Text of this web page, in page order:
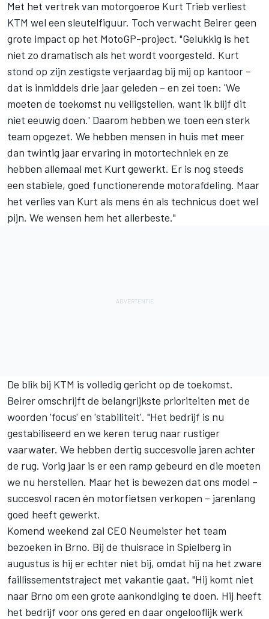
Met het vertrek van motorgoeroe Kurt Trieb verliest
KTM wel een sleutelfiguur. Toch verwacht Beirer geen
grote impact op het MotoGP-project. "Gelukkig is het
niet zo dramatisch als het wordt voorgesteld. Kurt
stond op zijn zestigste verjaardag bij mij op kantoor –
dat is inmiddels drie jaar geleden – en zei toen: 'We
moeten de toekomst nu veiligstellen, want ik blijf dit
niet eeuwig doen.' Daarom hebben we toen een sterk
team opgezet. We hebben mensen in huis met meer
dan twintig jaar ervaring in motortechniek en ze
hebben allemaal met Kurt gewerkt. Er is nog steeds
een stabiele, goed functionerende motorafdeling. Maar
het verlies van Kurt als mens én als technicus doet wel
pijn. We wensen hem het allerbeste."
De blik bij KTM is volledig gericht op de toekomst.
Beirer omschrijft de belangrijkste prioriteiten met de
woorden 'focus' en 'stabiliteit'. "Het bedrijf is nu
gestabiliseerd en we keren terug naar rustiger
vaarwater. We hebben dertig succesvolle jaren achter
de rug. Vorig jaar is er een ramp gebeurd en die moeten
we nu herstellen. Maar het is bewezen dat ons model –
succesvol racen én motorfietsen verkopen – jarenlang
goed heeft gewerkt.
Komend weekend zal CEO Neumeister het team
bezoeken in Brno. Bij de thuisrace in Spielberg in
augustus is hij er echter niet bij, omdat hij na het zware
faillissementstraject met vakantie gaat. "Hij komt niet
naar Brno om een grote aankondiging te doen. Hij heeft
het bedrijf voor ons gered en daar ongelooflijk werk